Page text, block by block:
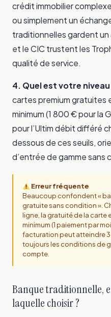
crédit immobilier
ou simplement un
traditionnelles gardent
et le CIC trustent les
qualité de service.
4. Quel est votre niveau
cartes premium gratuites
minimum (1 800 € pour la
pour l’Ultim débit différé
dessous de ces seuils,
d’entrée de gamme sans
Erreur fréquente
Beaucoup confondent «
gratuite sans condition ».
ligne, la gratuité de la carte
minimum (1 paiement par
facturation peut atteindre 3
toujours les conditions de
compte.
Banque traditionnelle,
laquelle choisir ?